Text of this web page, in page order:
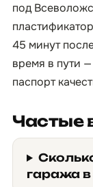
под
45 минут
время в пути
паспорт
Частые
гаража